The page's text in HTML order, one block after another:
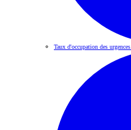
Taux d'occupation des urgences